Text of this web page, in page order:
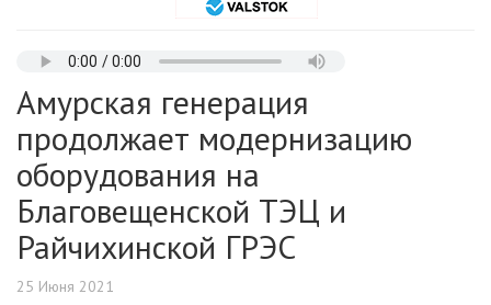
Амурская генерация
продолжает модернизацию
оборудования на
Благовещенской ТЭЦ и
Райчихинской ГРЭС
25 Июня 2021